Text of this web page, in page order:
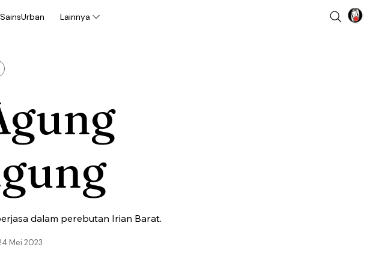
SainsUrban Lainnya
dalam perebutan Irian Barat.
Mei 2023